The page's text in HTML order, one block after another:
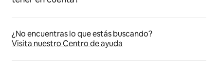
¿No encuentras lo que estás buscando?
Visita nuestro Centro de ayuda